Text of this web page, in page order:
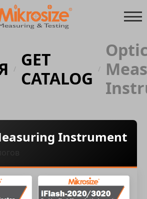
/ GET
CATALOG
/
Instrument